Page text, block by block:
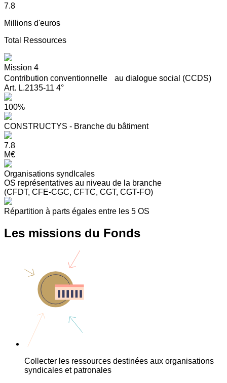
7.8
Millions d'euros
Total Ressources
Mission 4
Contribution conventionnelle au dialogue social (CCDS)
Art. L.2135-11 4°
100%
CONSTRUCTYS - Branche du bâtiment
7.8
M€
Organisations syndIcales
OS représentatives au niveau de la branche
(CFDT, CFE-CGC, CFTC, CGT, CGT-FO)
Répartition à parts égales entre les 5 OS
Les missions du Fonds
Collecter les ressources destinées aux organisations
syndicales et patronales